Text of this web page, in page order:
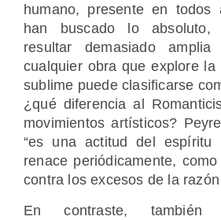
humano, presente en todos
han buscado lo absoluto,
resultar demasiado
cualquier obra que explore la
sublime puede clasificarse
¿qué diferencia al
movimientos artísticos?
“es una actitud del espíritu
renace periódicamente,
contra los excesos de la
En contraste, también